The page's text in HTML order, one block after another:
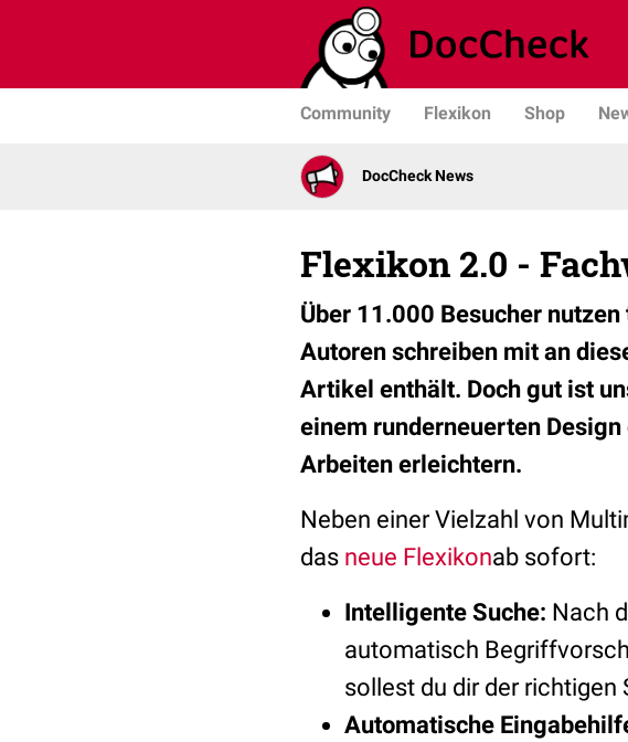
Community Flexikon Shop
DocCheck News
Flexikon 2.0 -
Über 11.000 Besucher
Autoren schreiben mit an
Artikel enthält. Doch gut ist
einem runderneuerten
Arbeiten erleichtern.
Neben einer Vielzahl von
das neue Flexikonab sofort:
Intelligente Suche: Nach
automatisch
sollest du dir der
Automatische